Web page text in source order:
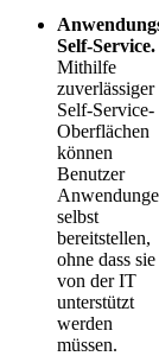
Self-Service.
Mithilfe
zuverlässiger
Self-Service-
Oberflächen
können
Benutzer
selbst
bereitstellen,
ohne dass sie
von der IT
unterstützt
werden
müssen.